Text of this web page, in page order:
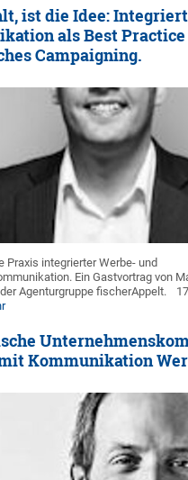
ist die Idee:
als Best
Campaigning.
Praxis integrierter Werbe- und
Ein Gastvortrag von
Agenturgruppe fischerAppelt.
Kommunikation